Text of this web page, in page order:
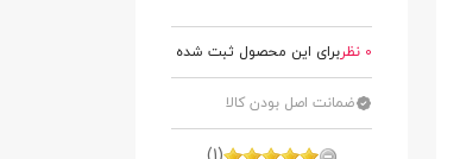
0 نظر برای این محصول ثبت شده
ضمانت اصل بودن کالا